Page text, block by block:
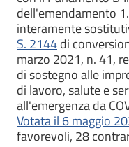
dell'emendamento
interamente
S. 2144di
marzo 2021, n. 41,
di sostegno alle
di lavoro, salute e
all'emergenza da
Votata il 6 maggio
favorevoli, 28